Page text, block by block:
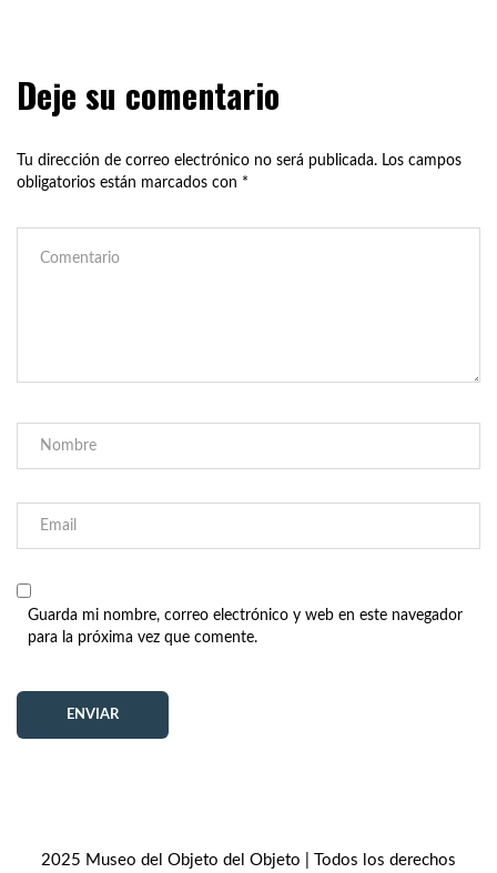
Deje su comentario
Tu dirección de correo electrónico no será publicada. Los campos
obligatorios están marcados con *
Guarda mi nombre, correo electrónico y web en este navegador
para la próxima vez que comente.
2025 Museo del Objeto del Objeto | Todos los derechos